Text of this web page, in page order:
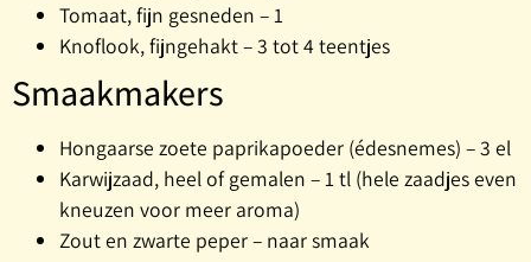
Tomaat, fijn gesneden – 1
Knoflook, fijngehakt – 3 tot 4 teentjes
Smaakmakers
Hongaarse zoete paprikapoeder (édesnemes) – 3 el
Karwijzaad, heel of gemalen – 1 tl (hele zaadjes even
kneuzen voor meer aroma)
Zout en zwarte peper – naar smaak